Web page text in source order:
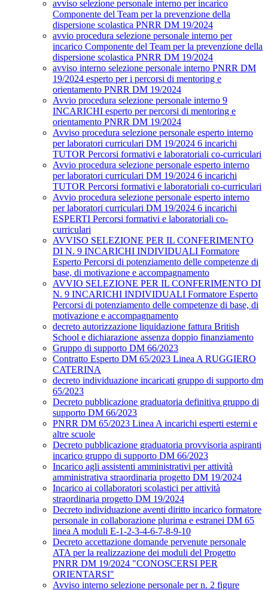
avviso selezione personale interno per incarico
Componente del Team per la prevenzione della
dispersione scolastica PNRR DM 19/2024
avvio procedura selezione personale interno per
incarico Componente del Team per la prevenzione della
dispersione scolastica PNRR DM 19/2024
avviso interno selezione personale interno PNRR DM
19/2024 esperto per i percorsi di mentoring e
orientamento PNRR DM 19/2024
Avvio procedura selezione personale interno 9
INCARICHI esperto per percorsi di mentoring e
orientamento PNRR DM 19/2024
Avviso procedura selezione personale esperto interno
per laboratori curriculari DM 19/2024 6 incarichi
TUTOR Percorsi formativi e laboratoriali co-curriculari
Avvio procedura selezione personale esperto interno
per laboratori curriculari DM 19/2024 6 incarichi
TUTOR Percorsi formativi e laboratoriali co-curriculari
Avvio procedura selezione personale esperto interno
per laboratori curriculari DM 19/2024 6 incarichi
ESPERTI Percorsi formativi e laboratoriali co-
curriculari
AVVISO SELEZIONE PER IL CONFERIMENTO
DI N. 9 INCARICHI INDIVIDUALI Formatore
Esperto Percorsi di potenziamento delle competenze di
base, di motivazione e accompagnamento
AVVIO SELEZIONE PER IL CONFERIMENTO DI
N. 9 INCARICHI INDIVIDUALI Formatore Esperto
Percorsi di potenziamento delle competenze di base, di
motivazione e accompagnamento
decreto autorizzazione liquidazione fattura British
School e dichiarazione assenza doppio finanziamento
Gruppo di supporto DM 66/2023
Contratto Esperto DM 65/2023 Linea A RUGGIERO
CATERINA
decreto individuazione incaricati gruppo di supporto dm
65/2023
Decreto pubblicazione graduatoria definitiva gruppo di
supporto DM 66/2023
PNRR DM 65/2023 Linea A incarichi esperti esterni e
altre scuole
Decreto pubblicazione graduatoria provvisoria aspiranti
incarico gruppo di supporto DM 66/2023
Incarico agli assistenti amministrativi per attività
amministrativa straordinaria progetto DM 19/2024
Incarico ai collaboratori scolastici per attività
straordinaria progetto DM 19/2024
Decreto individuazione aventi diritto incarico formatore
personale in collaborazione plurima e estranei DM 65
linea A moduli E-1-2-3-4-6-7-8-9-10
Decreto accettazione domande pervenute personale
ATA per la realizzazione dei moduli del Progetto
PNRR DM 19/2024 "CONOSCERSI PER
ORIENTARSI"
Avviso interno selezione personale per n. 2 figure